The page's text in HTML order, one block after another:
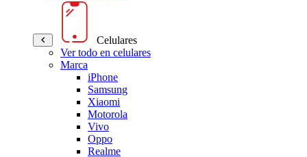
Celulares
Ver todo en celulares
Marca
iPhone
Samsung
Xiaomi
Motorola
Vivo
Oppo
Realme